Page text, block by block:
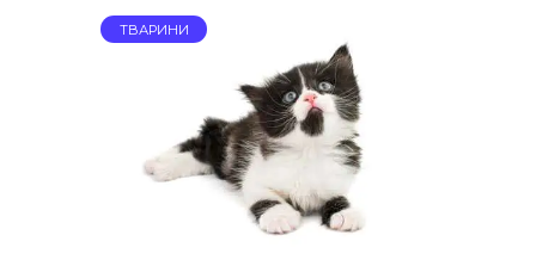
ТВАРИНИ